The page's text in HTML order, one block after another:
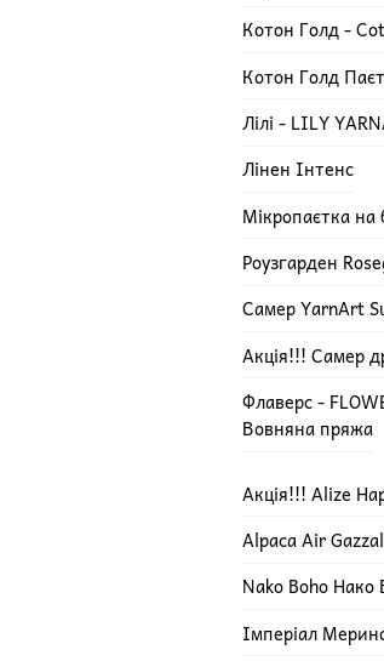
Котон Голд -
Котон Голд
Лілі - LILY
Лінен Інтенс
Мікропаєтка
Роузгарден
Самер YarnArt
Акція!!! Самер
Флаверс -
Вовняна пряжа
Акція!!! Alize
Alpaca Air
Nako Boho
Імперіал